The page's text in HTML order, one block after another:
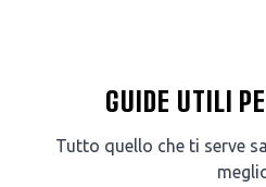
GUIDE UTILI
Tutto quello che ti serve